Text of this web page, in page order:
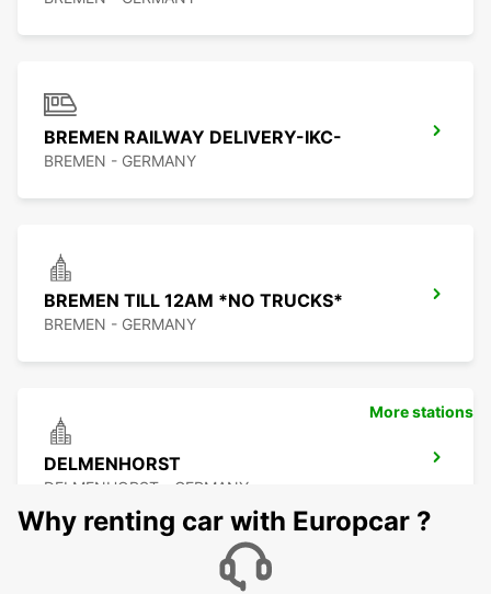
BREMEN RAILWAY DELIVERY-IKC-
BREMEN - GERMANY
BREMEN TILL 12AM *NO TRUCKS*
BREMEN - GERMANY
DELMENHORST
DELMENHORST - GERMANY
More stations
Why renting car with Europcar ?